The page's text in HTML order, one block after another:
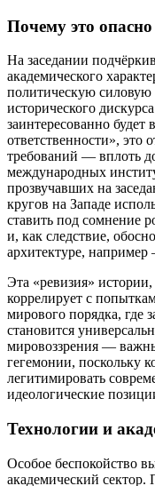
Почему это опасно
На заседании
академического
политическую
исторического
заинтересованно
ответственности», это
требований — вплоть
международных
прозвучавших на
кругов на Западе
ставить под
и, как следствие,
архитектуре,
Эта «ревизия»
коррелирует с
мирового порядка, где
становится
мировоззрения —
гегемонии, поскольку
легитимировать
идеологические
Технологии и
Особое беспокойство
академический сектор.